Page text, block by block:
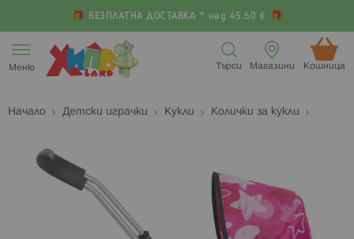
БЕЗПЛАТНА ДОСТАВКА * над 45.50 €
към
съдържанието
Меню Кошница (
Магазини
Търси
Начало Детски играчки Кукли Колички за кукли